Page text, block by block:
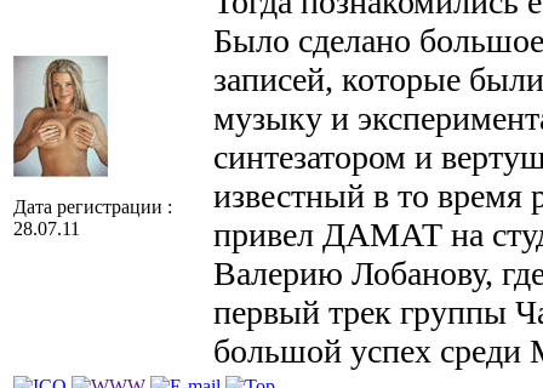
Дата регистрации :
28.07.11
Было сделано
записей, которые
музыку и
синтезатором и
известный в то время
привел ДАМАТ на
Валерию Лобанову,
первый трек группы
большой успех среди